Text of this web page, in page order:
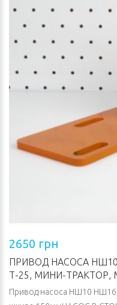
2650 грн
ПРИВОД НАСОСА
Т-25, МИНИ-ТРАКТОР,
Привод насоса НШ10